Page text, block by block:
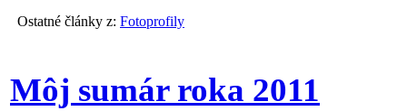
Ostatné články z: Fotoprofily
Môj sumár roka 2011